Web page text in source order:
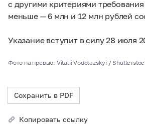
с другими критериями требования
меньше — 6 млн и 12 млн рублей
Указание вступит в силу 28 июля
Фото на превью: Vitalii Vodolazskyi /
Сохранить в PDF
Копировать ссылку